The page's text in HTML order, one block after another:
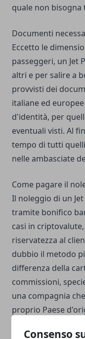
Consenso
quale non
Documenti
Eccetto le
passeggeri, un Jet
altri e per salire a
provvisti dei
italiane ed
d'identità, per
eventuali visti. Al
tempo di tutti
nelle ambasciate
Come pagare il
Il noleggio di un
tramite bonifico
casi in
riservatezza al
dubbio il metodo
differenza della
commissioni,
una compagnia
proprio Paese
Come viaggiare